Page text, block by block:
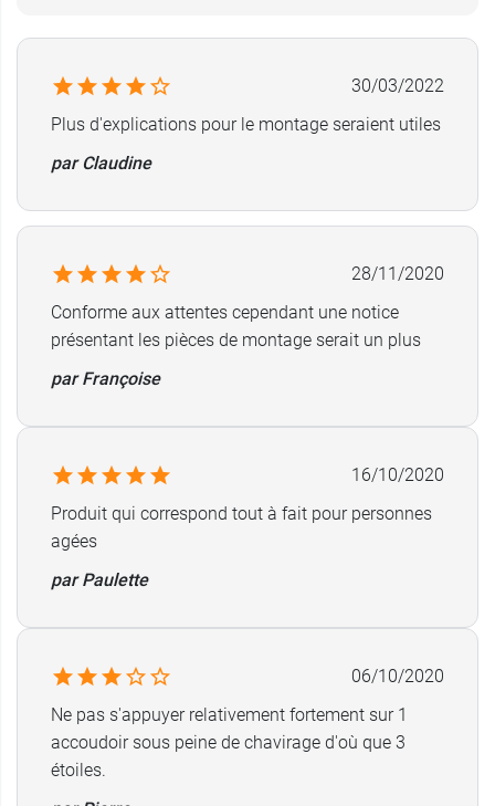
Garantie :2 ans
30/03/2022
Plus d'explications pour le montage seraient utiles
par Claudine
28/11/2020
Conforme aux attentes cependant une notice
présentant les pièces de montage serait un plus
par Françoise
16/10/2020
Produit qui correspond tout à fait pour personnes
agées
par Paulette
06/10/2020
Ne pas s'appuyer relativement fortement sur 1
accoudoir sous peine de chavirage d'où que 3
étoiles.